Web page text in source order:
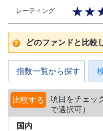
レーティング
どのファンドと比較
指数一覧から探す
比較する
項目をチェッ
で選択可）
国内